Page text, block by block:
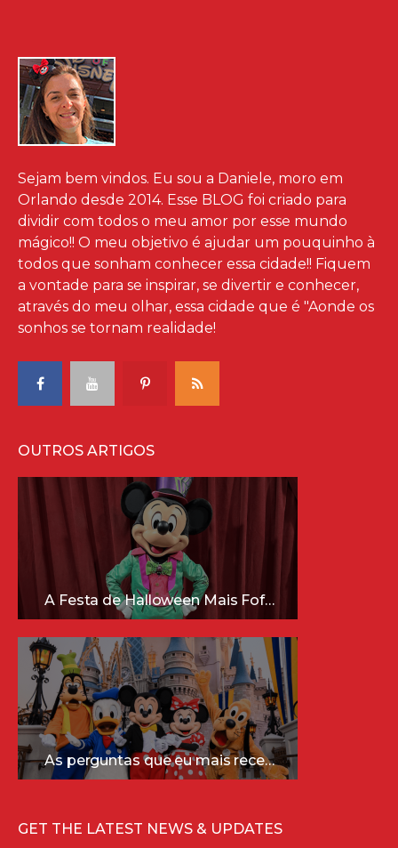
Sejam bem vindos. Eu sou a Daniele, moro em
Orlando desde 2014. Esse BLOG foi criado para
dividir com todos o meu amor por esse mundo
mágico!! O meu objetivo é ajudar um pouquinho à
todos que sonham conhecer essa cidade!! Fiquem
a vontade para se inspirar, se divertir e conhecer,
através do meu olhar, essa cidade que é "Aonde os
sonhos se tornam realidade!
OUTROS ARTIGOS
A Festa de Halloween Mais Fofa da Disney Está Chegando!
As perguntas que eu mais recebo sobre a Disney (e as respostas mais sinceras!)
GET THE LATEST NEWS & UPDATES